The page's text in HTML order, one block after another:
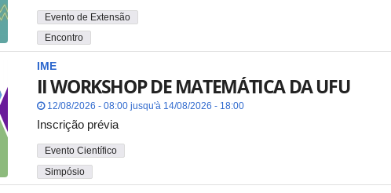
Evento de Extensão
Encontro
IME
II WORKSHOP DE MATEMÁTICA DA UFU
12/08/2026 - 08:00 jusqu'à 14/08/2026 - 18:00
Inscrição prévia
Evento Científico
Simpósio